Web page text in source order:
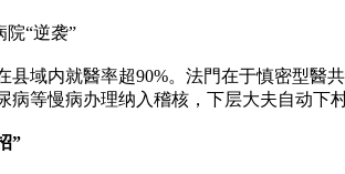
“逆袭”
县域内就醫率超90%。法門在于慎密型醫
病等慢病办理纳入稽核，下层大夫自动下
”